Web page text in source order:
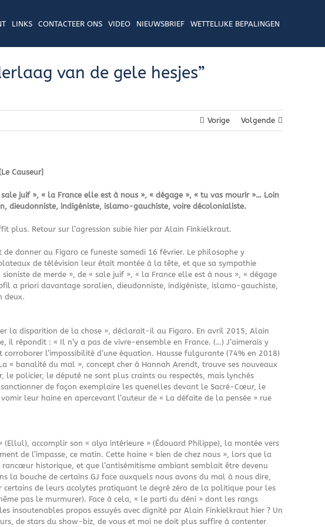
LINKS CONTACTEER ONS VIDEO NIEUWSBRIEF WETTELIJKE BEPALINGEN
van de gele hesjes”
Vorige Volgende
Causeur]
juif », « la France elle est à nous », « dégage », « tu vas mourir »… Loin
dieudonniste, indigéniste, islamo-gauchiste, voire décolonialiste.
plus. Retour sur l’agression subie hier par Alain Finkielkraut.
donner au Figaro ce funeste samedi 16 février. Le philosophe y
de télévision leur était montée à la tête, et que sa sympathie
de merde », de « sale juif », « la France elle est à nous », « dégage
a priori davantage soralien, dieudonniste, indigéniste, islamo-gauchiste,
deux.
la disparition de la chose », déclarait-il au Figaro. En avril 2015, Alain
il répondit : « Il n’y a pas de vivre-ensemble en France. (…) J’aimerais y
l’impossibilité d’une équation. Hausse fulgurante (74% en 2018)
« banalité du mal », concept cher à Hannah Arendt, trouve ses nouveaux
policier, le député ne sont plus craints ou respectés, mais lynchés
de façon exemplaire les quenelles devant le Sacré-Cœur, le
leur haine en apercevant l’auteur de « La défaite de la pensée » rue
accomplir son « alya intérieure » (Édouard Philippe), la montée vers
de l’impasse, ce matin. Cette haine « bien de chez nous », lors que la
historique, et que l’antisémitisme ambiant semblait être devenu
la bouche de certains GJ face auxquels nous avons du mal à nous dire,
certains de leurs acolytes pratiquant le degré zéro de la politique pour les
pas le murmurer). Face à cela, « le parti du déni » dont les rangs
insoutenables propos essuyés avec dignité par Alain Finkielkraut hier ? Un
de stars du show-biz, de vous et moi ne doit plus suffire à contenter